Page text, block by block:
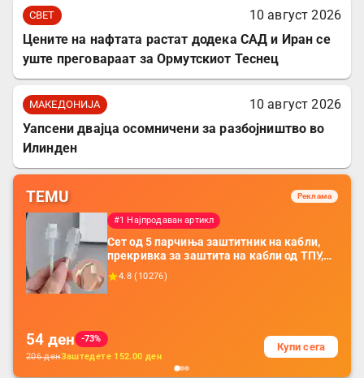
СВЕТ
10 август 2026
Цените на нафтата растат додека САД и Иран се
уште преговараат за Ормутскиот Теснец
МАКЕДОНИЈА
10 август 2026
Уапсени двајца осомничени за разбојништво во
Илинден
TEMU Реклама
#1 Најпродаван артикл
Сет од 5 парчиња заштитник на кабли,
прекривка за заштита на кабли од ТПУ,
додатоци за заштита на кабли, без
батерија, за мобилни телефони, комплет
4.8 (10276)
54 ден
-73%
206денЗаштедете 152.00 ден
Купи сега